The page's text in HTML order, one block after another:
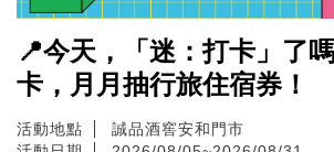
📍今天，「迷：打卡」了
卡，月月抽行旅住宿券！
活動地點
誠品酒窖安和門市